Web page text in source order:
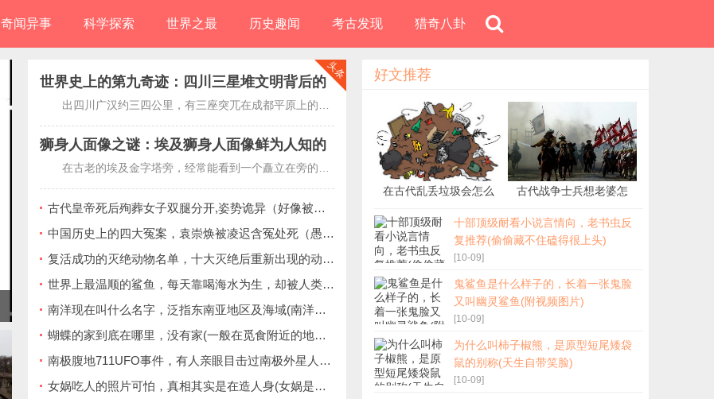
奇闻异事 科学探索 世界之最 历史趣闻 考古发现 猎奇八卦
天下奇闻：日本女性抢着要嫁给“和
尚”
喜欢他就把他撂倒，这些“性趣”风俗
奇闻，你听说过
头条
世界史上的第九奇迹：四川三星堆文明背后的
秘密
狮身人面像之谜：埃及狮身人面像鲜为人知的
秘密
古代皇帝死后殉葬女子双腿分开,姿势诡异（好像被掰开一样）
中国历史上的四大冤案，袁崇焕被凌迟含冤处死（愚昧百姓都吃他的肉）
复活成功的灭绝动物名单，十大灭绝后重新出现的动物(附图片)
世界上最温顺的鲨鱼，每天靠喝海水为生，却被人类逼到濒危！
南洋现在叫什么名字，泛指东南亚地区及海域(南洋是明清时期的称呼)
蝴蝶的家到底在哪里，没有家(一般在觅食附近的地方居住)
南极腹地711UFO事件，有人亲眼目击过南极外星人基地
女娲吃人的照片可怕，真相其实是在造人身(女娲是造福人民的一类神仙)
好文推荐
在古代乱丢垃圾会怎么
古代战争士兵想老婆怎
十部顶级耐看小说言情向，老书虫反
复推荐(偷偷藏不住磕得很上头)
[10-09]
鬼鲨鱼是什么样子的，长着一张鬼脸
又叫幽灵鲨鱼(附视频图片)
[10-09]
为什么叫柿子椒熊，是原型短尾矮袋
鼠的别称(天生自带笑脸)
[10-09]